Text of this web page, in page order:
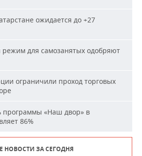
ожидается до +27
режим для самозанятых одобряют
ограничили проход торговых
программы «Наш двор» в
86%
НОВОСТИ ЗА СЕГОДНЯ